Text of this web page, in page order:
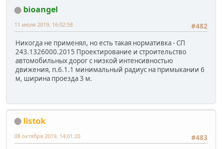
bioangel
#482
11 июля 2019, 16:02:58
Никогда не применял, но есть такая нормативка - СП
243.1326000.2015 Проектирование и строительство
автомобильных дорог с низкой интенсивностью
движения, п.6.1.1 минимальный радиус на примыкании 6
м, ширина проезда 3 м.
listok
#483
08 октября 2019, 14:01:20